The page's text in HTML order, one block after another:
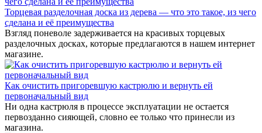
Торцевая разделочная доска из дерева — что это такое, из чего
сделана и её преимущества
Взгляд поневоле задерживается на красивых торцевых
разделочных досках, которые предлагаются в нашем интернет
магазине.
Как очистить пригоревшую кастрюлю и вернуть ей
первоначальный вид
Ни одна кастрюля в процессе эксплуатации не остается
первозданно сияющей, словно ее только что принесли из
магазина.